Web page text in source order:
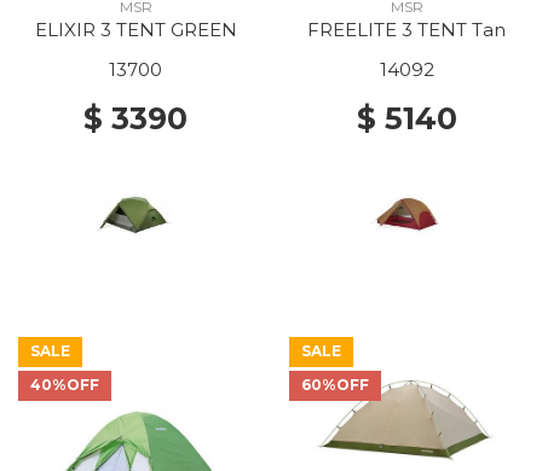
MSR
ELIXIR 3 TENT GREEN
13700
$ 3390
MSR
FREELITE 3 TENT Tan
14092
$ 5140
SALE
40%OFF
SALE
60%OFF